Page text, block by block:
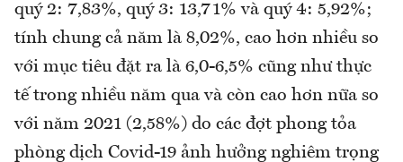
quý 2: 7,83%, quý 3: 13,71% và quý 4: 5,92%;
tính chung cả năm là 8,02%, cao hơn nhiều so
với mục tiêu đặt ra là 6,0-6,5% cũng như thực
tế trong nhiều năm qua và còn cao hơn nữa so
với năm 2021 (2,58%) do các đợt phong tỏa
phòng dịch Covid-19 ảnh hưởng nghiêm trọng